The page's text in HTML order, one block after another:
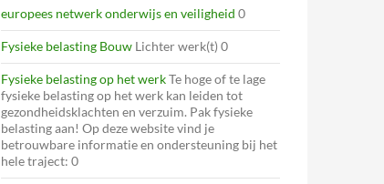
europees netwerk onderwijs en veiligheid 0
Fysieke belasting Bouw Lichter werk(t) 0
Fysieke belasting op het werkTe hoge of te lage
fysieke belasting op het werk kan leiden tot
gezondheidsklachten en verzuim. Pak fysieke
belasting aan! Op deze website vind je
betrouwbare informatie en ondersteuning bij het
hele traject: 0